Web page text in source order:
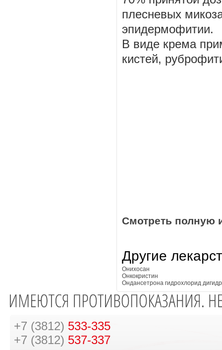
плесневых
эпидермофитии.
В виде крема
кистей,
Смотреть полную
Другие
Онихосан
Онкокристин
Ондансетрона гидрохлорид
+7 (3812) 533-335
+7 (3812) 537-337